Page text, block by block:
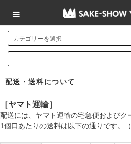
配送・送料について
［ヤマト運輸］
配送には、ヤマト運輸の宅急便およびク
1個口あたりの送料は以下の通りです。